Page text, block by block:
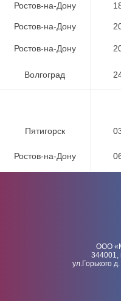
Ростов-на-Дону
Ростов-на-Дону
Ростов-на-Дону
Волгоград
Пятигорск
Ростов-на-Дону
ООО
344001,
ул.Горького